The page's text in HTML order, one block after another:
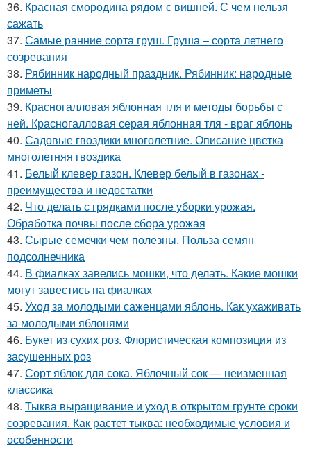
36. Красная смородина рядом с вишней. С чем нельзя
сажать
37. Самые ранние сорта груш. Груша – сорта летнего
созревания
38. Рябинник народный праздник. Рябинник: народные
приметы
39. Красногалловая яблонная тля и методы борьбы с
ней. Красногалловая серая яблонная тля - враг яблонь
40. Садовые гвоздики многолетние. Описание цветка
многолетняя гвоздика
41. Белый клевер газон. Клевер белый в газонах -
преимущества и недостатки
42. Что делать с грядками после уборки урожая.
Обработка почвы после сбора урожая
43. Сырые семечки чем полезны. Польза семян
подсолнечника
44. В фиалках завелись мошки, что делать. Какие мошки
могут завестись на фиалках
45. Уход за молодыми саженцами яблонь. Как ухаживать
за молодыми яблонями
46. Букет из сухих роз. Флористическая композиция из
засушенных роз
47. Сорт яблок для сока. Яблочный сок — неизменная
классика
48. Тыква выращивание и уход в открытом грунте сроки
созревания. Как растет тыква: необходимые условия и
особенности